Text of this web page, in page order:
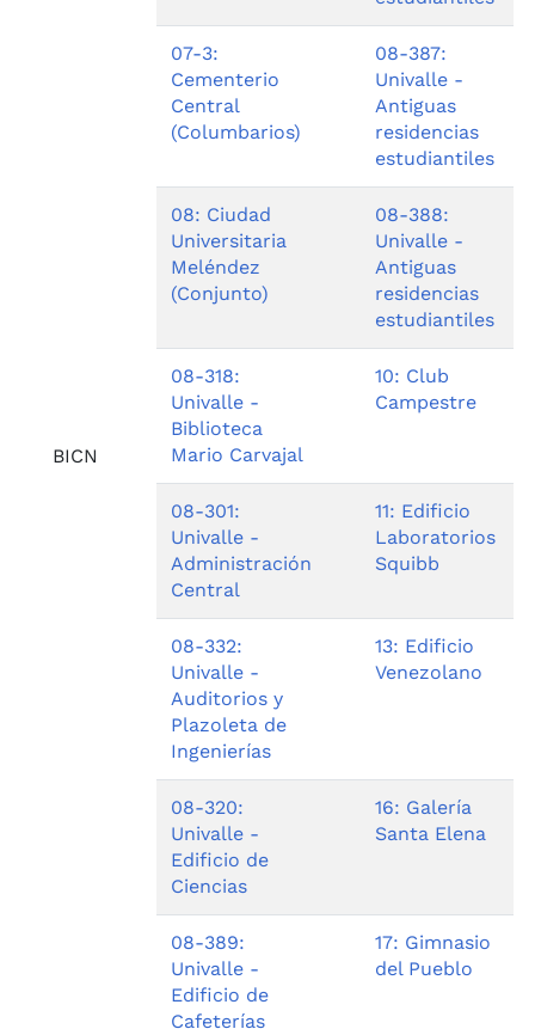
BICN
07-3:
Cementerio
Central
(Columbarios)
08-387:
Univalle -
Antiguas
residencias
estudiantiles
08: Ciudad
Universitaria
Meléndez
(Conjunto)
08-388:
Univalle -
Antiguas
residencias
estudiantiles
08-318:
Univalle -
Biblioteca
Mario Carvajal
10: Club
Campestre
08-301:
Univalle -
Administración
Central
11: Edificio
Laboratorios
Squibb
08-332:
Univalle -
Auditorios y
Plazoleta de
Ingenierías
13: Edificio
Venezolano
08-320:
Univalle -
Edificio de
Ciencias
16: Galería
Santa Elena
08-389:
Univalle -
Edificio de
Cafeterías
17: Gimnasio
del Pueblo